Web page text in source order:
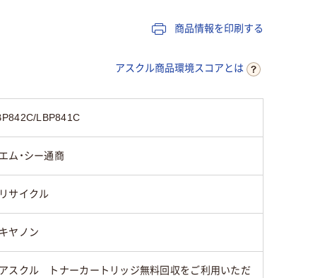
商品情報を印刷する
アスクル商品環境スコアとは
LBP841C
エム・シー通商
リサイクル
キヤノン
アスクル トナーカートリッジ無料回収をご利用いただ